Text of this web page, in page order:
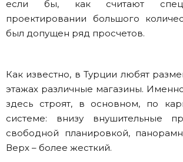
если бы, как считают
проектировании большого
был допущен ряд просчетов.
Как известно, в Турции любят
этажах различные магазины.
здесь строят, в основном, по
системе: внизу внушительные
свободной планировкой,
Верх – более жесткий.